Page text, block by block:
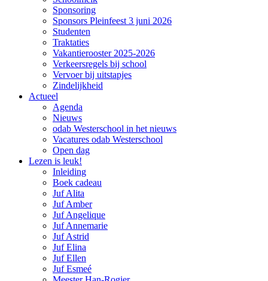
Sponsoring
Sponsors Pleinfeest 3 juni 2026
Studenten
Traktaties
Vakantierooster 2025-2026
Verkeersregels bij school
Vervoer bij uitstapjes
Zindelijkheid
Actueel
Agenda
Nieuws
odab Westerschool in het nieuws
Vacatures odab Westerschool
Open dag
Lezen is leuk!
Inleiding
Boek cadeau
Juf Alita
Juf Amber
Juf Angelique
Juf Annemarie
Juf Astrid
Juf Elina
Juf Ellen
Juf Esmeé